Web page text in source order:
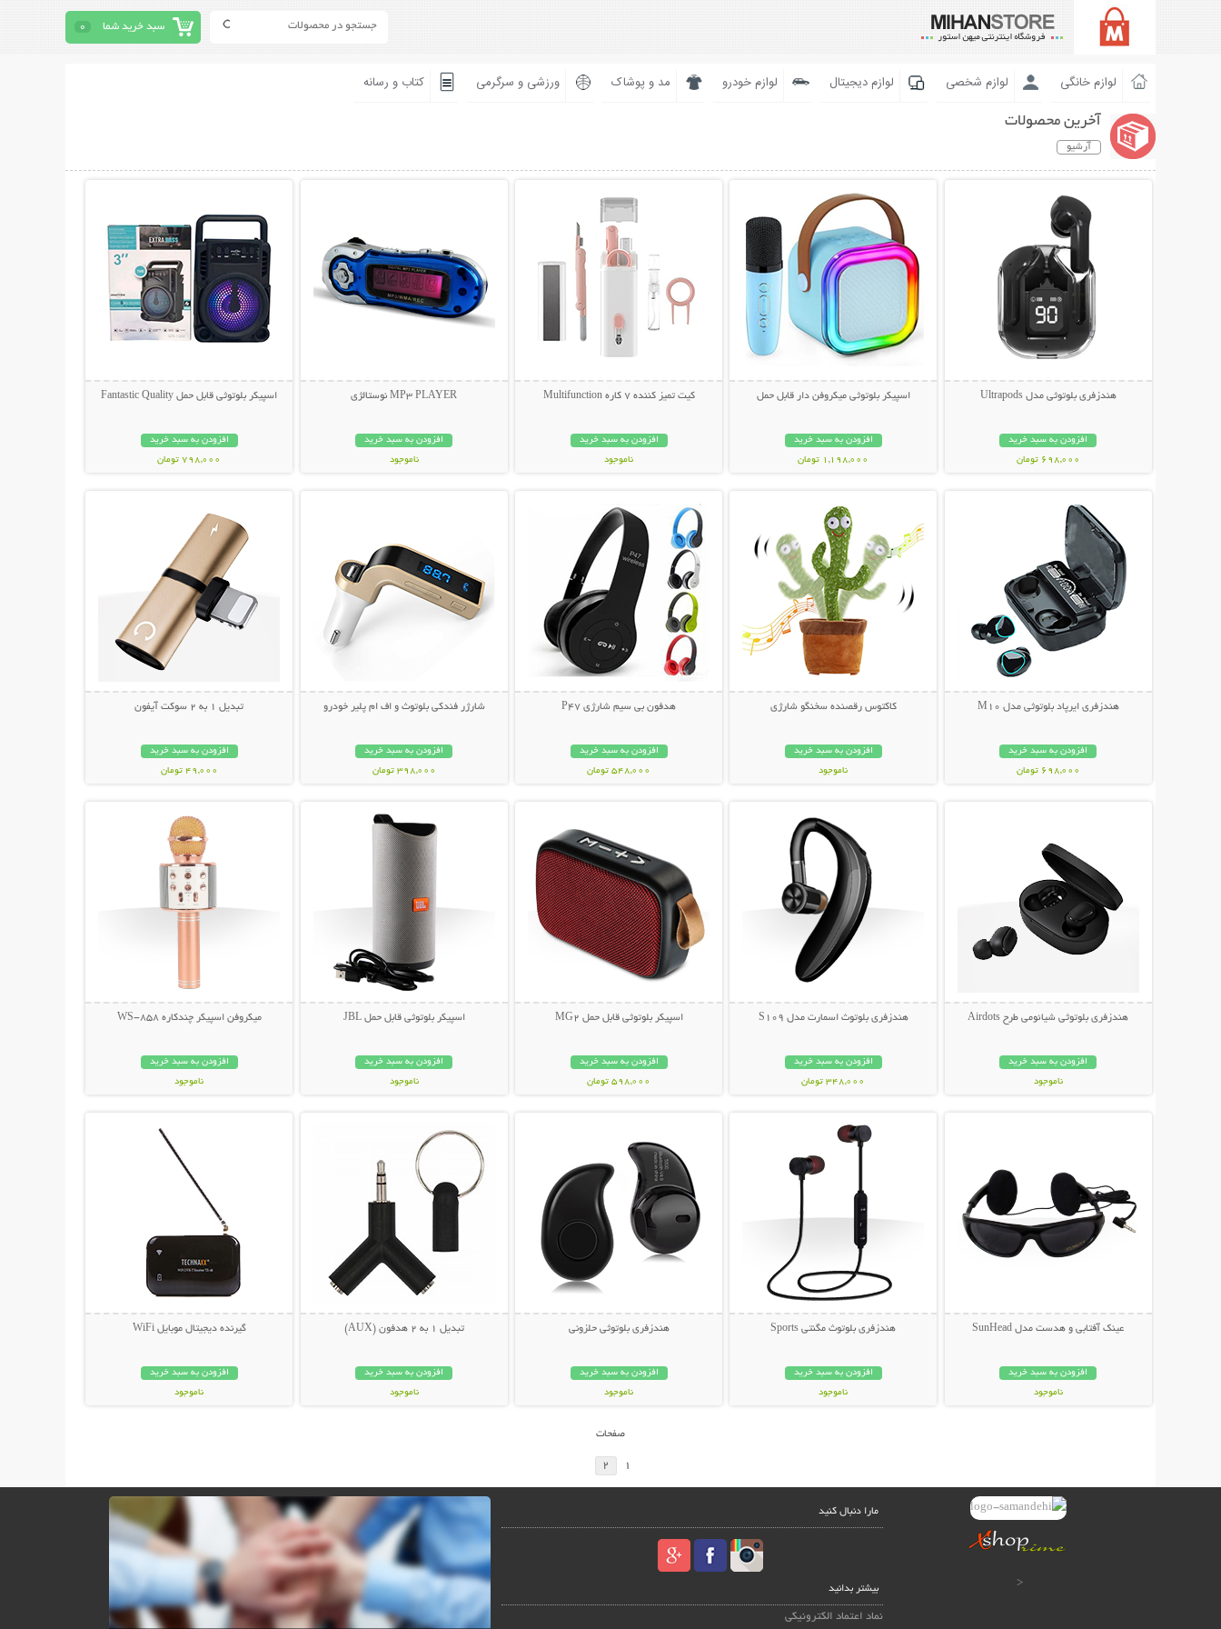
سبد خرید شما 0
لوازم خانگی لوازم شخصی لوازم دیجیتال لوازم خودرو مد و پوشاک ورزشی و سرگرمی کتاب و رسانه
آخرین محصولات
آرشیو
هندزفری بلوتوثی مدل Ultrapods
افزودن به سبد خرید
698,000 تومان
اسپیکر بلوتوثی میکروفن دار قابل حمل
افزودن به سبد خرید
1,198,000 تومان
کیت تمیز کننده 7 کاره Multifunction
افزودن به سبد خرید
ناموجود
MP3 PLAYER نوستالژی
افزودن به سبد خرید
ناموجود
اسپیکر بلوتوثی قابل حمل Fantastic Quality
افزودن به سبد خرید
798,000 تومان
هندزفری ایرپاد بلوتوثی مدل M10
افزودن به سبد خرید
698,000 تومان
کاکتوس رقصنده سخنگو شارژی
افزودن به سبد خرید
ناموجود
هدفون بی سیم شارژی P47
افزودن به سبد خرید
548,000 تومان
شارژر فندکی بلوتوث و اف ام پلیر خودرو
افزودن به سبد خرید
398,000 تومان
تبدیل 1 به 2 سوکت آیفون
افزودن به سبد خرید
49,000 تومان
هندزفری بلوتوثی شیائومی طرح Airdots
افزودن به سبد خرید
ناموجود
هندزفری بلوتوث اسمارت مدل S109
افزودن به سبد خرید
348,000 تومان
اسپیکر بلوتوثی قابل حمل MG2
افزودن به سبد خرید
598,000 تومان
اسپیکر بلوتوثی قابل حمل JBL
افزودن به سبد خرید
ناموجود
میکروفن اسپیکر چندکاره WS-858
افزودن به سبد خرید
ناموجود
عینک آفتابی و هدست مدل SunHead
افزودن به سبد خرید
ناموجود
هندزفری بلوتوث مگنتی Sports
افزودن به سبد خرید
ناموجود
هندزفری بلوتوثی حلزونی
افزودن به سبد خرید
ناموجود
تبدیل 1 به 2 هدفون (AUX)
افزودن به سبد خرید
ناموجود
گیرنده دیجیتال موبایل WiFi
افزودن به سبد خرید
ناموجود
صفحات
1
2
<
مارا دنبال کنید
بیشتر بدانید
نماد اعتماد الکترونیکی